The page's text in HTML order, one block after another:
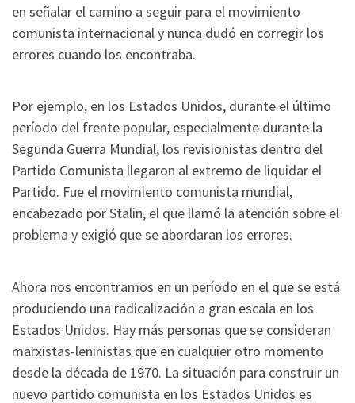
en señalar el camino a seguir para el movimiento
comunista internacional y nunca dudó en corregir los
errores cuando los encontraba.
Por ejemplo, en los Estados Unidos, durante el último
período del frente popular, especialmente durante la
Segunda Guerra Mundial, los revisionistas dentro del
Partido Comunista llegaron al extremo de liquidar el
Partido. Fue el movimiento comunista mundial,
encabezado por Stalin, el que llamó la atención sobre el
problema y exigió que se abordaran los errores.
Ahora nos encontramos en un período en el que se está
produciendo una radicalización a gran escala en los
Estados Unidos. Hay más personas que se consideran
marxistas-leninistas que en cualquier otro momento
desde la década de 1970. La situación para construir un
nuevo partido comunista en los Estados Unidos es